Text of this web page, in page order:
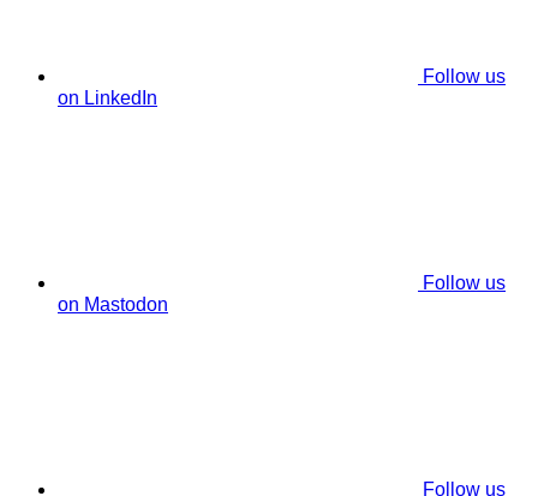
Follow us
on LinkedIn
Follow us
on Mastodon
Follow us